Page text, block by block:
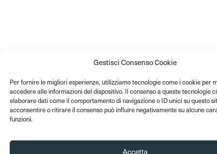
Gestisci Consenso Cookie
Per fornire le migliori esperienze, utilizziamo tecnologie come i cookie per
accedere alle informazioni del dispositivo. Il consenso a queste tecnologie
elaborare dati come il comportamento di navigazione o ID unici su questo
acconsentire o ritirare il consenso può influire negativamente su alcune
funzioni.
Accetta